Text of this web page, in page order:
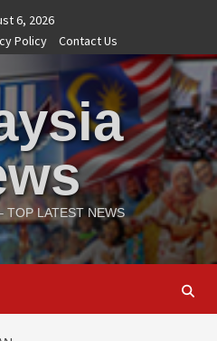
6, 2026
Policy Contact Us
TOP LATEST NEWS